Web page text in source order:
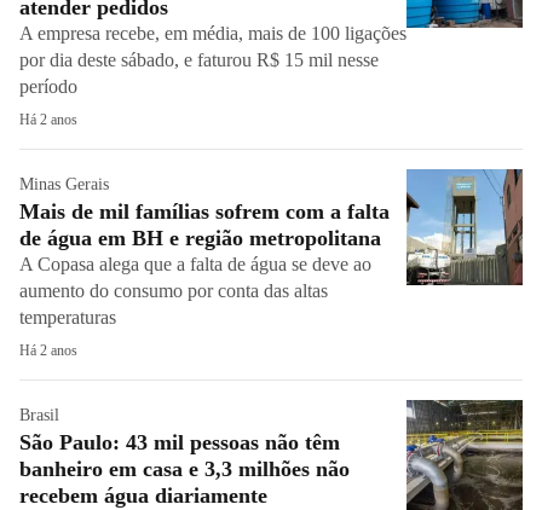
atender pedidos
A empresa recebe, em média, mais de 100 ligações
por dia deste sábado, e faturou R$ 15 mil nesse
período
Há 2 anos
Minas Gerais
Mais de mil famílias sofrem com a falta
de água em BH e região metropolitana
A Copasa alega que a falta de água se deve ao
aumento do consumo por conta das altas
temperaturas
Há 2 anos
Brasil
São Paulo: 43 mil pessoas não têm
banheiro em casa e 3,3 milhões não
recebem água diariamente